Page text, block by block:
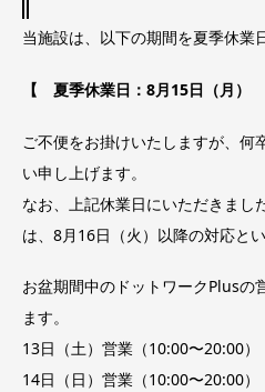
当施設は、以下の期間を夏季休業
【 夏季休業日：8月15日（月）
ご不便をお掛けいたしますが、何
い申し上げます。
なお、上記休業日にいただきまし
は、8月16日（火）以降の対応とい
お盆期間中のドットワークPlusの
ます。
13日（土）営業（10:00〜20:00）
14日（日）営業（10:00〜20:00）